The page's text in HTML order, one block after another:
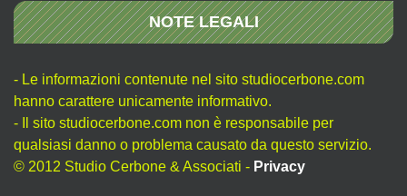
NOTE LEGALI
- Le informazioni contenute nel sito studiocerbone.com
hanno carattere unicamente informativo.
- Il sito studiocerbone.com non è responsabile per
qualsiasi danno o problema causato da questo servizio.
© 2012 Studio Cerbone & Associati - Privacy